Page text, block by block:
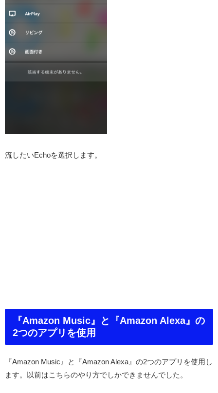
流したいEchoを選択します。
『Amazon Music』と『Amazon Alexa』の
2つのアプリを使用
『Amazon Music』と『Amazon Alexa』の2つのアプリを使用し
ます。以前はこちらのやり方でしかできませんでした。